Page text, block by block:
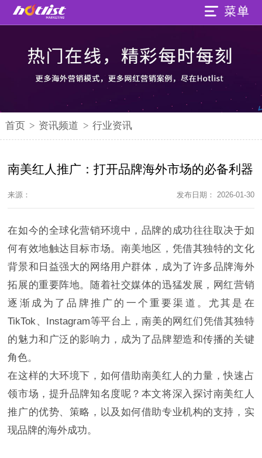
首页 > 资讯频道 > 行业资讯
南美红人推广：打开品牌海外市场的必备利器
来源： 发布日期： 2026-01-30
在如今的全球化营销环境中，品牌的成功往往取决于如
何有效地触达目标市场。南美地区，凭借其独特的文化
背景和日益强大的网络用户群体，成为了许多品牌海外
拓展的重要阵地。随着社交媒体的迅猛发展，网红营销
逐渐成为了品牌推广的一个重要渠道。尤其是在
TikTok、Instagram等平台上，南美的网红们凭借其独特
的魅力和广泛的影响力，成为了品牌塑造和传播的关键
角色。
在这样的大环境下，如何借助南美红人的力量，快速占
领市场，提升品牌知名度呢？本文将深入探讨南美红人
推广的优势、策略，以及如何借助专业机构的支持，实
现品牌的海外成功。